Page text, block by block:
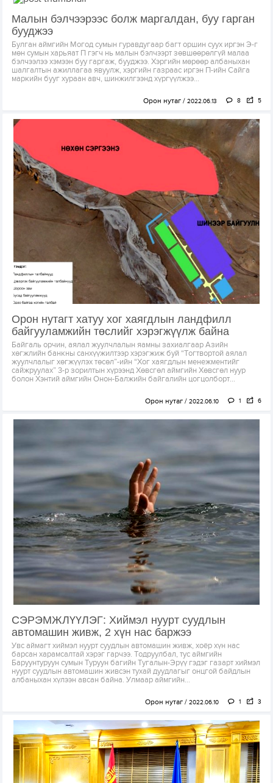
Малын бэлчээрээс болж маргалдан, буу гарган
бууджээ
Булган аймгийн Могод сумын гуравдугаар багт оршин суух иргэн Э-г
мөн сумын харьяат П гэгч нь малын бэлчээрт зөвшөөрөлгүй малаа
бэлчээлээ хэмээн буу гаргаж, бууджээ. Хэргийн мөрөөр албаныхан
шалгалтын ажиллагаа явуулж, хэргийн газраас иргэн П-ийн Сайга
маркийн бууг хураан авч, шинжилгээнд хүргүүлжээ...
Орон нутаг 2022.06.13 8 5
Орон нутагт хатуу хог хаягдлын ландфилл
байгууламжийн төслийг хэрэгжүүлж байна
Байгаль орчин, аялал жуулчлалын яамны захиалгаар Азийн
хөгжлийн банкны санхүүжилтээр хэрэгжиж буй “Тогтвортой аялал
жуулчлалыг хөгжүүлэх төсөл”-ийн “Хог хаягдлын менежментийг
сайжруулах” 3-р зорилтын хүрээнд Хөвсгөл аймгийн Хөвсгөл нуур
болон Хэнтий аймгийн Онон-Балжийн байгалийн цогцолборт...
Орон нутаг 2022.06.10 1 6
СЭРЭМЖЛҮҮЛЭГ: Хиймэл нуурт суудлын
автомашин живж, 2 хүн нас баржээ
Увс аймагт хиймэл нуурт суудлын автомашин живж, хоёр хүн нас
барсан харамсалтай хэрэг гарчээ. Тодруулбал, тус аймгийн
Баруунтуруун сумын Туруун багийн Тугалын-Эрүү гэдэг газарт хиймэл
нуурт суудлын автомашин живсэн тухай дуудлагыг онцгой байдлын
албаныхан хүлээн авсан байна. Улмаар аймгийн...
Орон нутаг 2022.06.10 1 3